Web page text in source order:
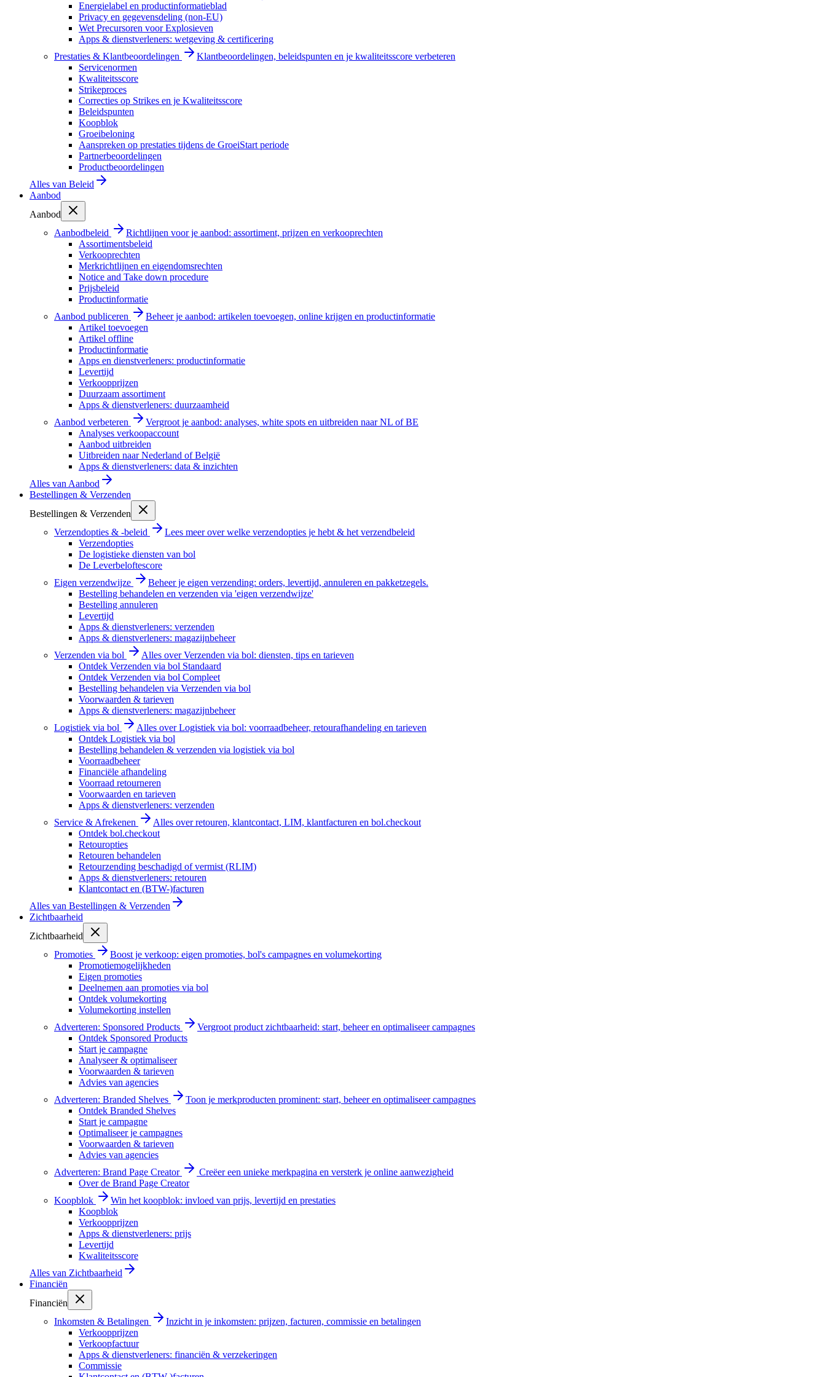
Energielabel en productinformatieblad
Privacy en gegevensdeling (non-EU)
Wet Precursoren voor Explosieven
Apps & dienstverleners: wetgeving & certificering
Prestaties & Klantbeoordelingen
Klantbeoordelingen, beleidspunten en je kwaliteitsscore verbeteren
Servicenormen
Kwaliteitsscore
Strikeproces
Correcties op Strikes en je Kwaliteitsscore
Beleidspunten
Koopblok
Groeibeloning
Aanspreken op prestaties tijdens de GroeiStart periode
Partnerbeoordelingen
Productbeoordelingen
Alles van Beleid
Aanbod
Aanbod
Aanbodbeleid
Richtlijnen voor je aanbod: assortiment, prijzen en verkooprechten
Assortimentsbeleid
Verkooprechten
Merkrichtlijnen en eigendomsrechten
Notice and Take down procedure
Prijsbeleid
Productinformatie
Aanbod publiceren
Beheer je aanbod: artikelen toevoegen, online krijgen en productinformatie
Artikel toevoegen
Artikel offline
Productinformatie
Apps en dienstverleners: productinformatie
Levertijd
Verkoopprijzen
Duurzaam assortiment
Apps & dienstverleners: duurzaamheid
Aanbod verbeteren
Vergroot je aanbod: analyses, white spots en uitbreiden naar NL of BE
Analyses verkoopaccount
Aanbod uitbreiden
Uitbreiden naar Nederland of België
Apps & dienstverleners: data & inzichten
Alles van Aanbod
Bestellingen & Verzenden
Bestellingen & Verzenden
Verzendopties & -beleid
Lees meer over welke verzendopties je hebt & het verzendbeleid
Verzendopties
De logistieke diensten van bol
De Leverbeloftescore
Eigen verzendwijze
Beheer je eigen verzending: orders, levertijd, annuleren en pakketzegels.
Bestelling behandelen en verzenden via 'eigen verzendwijze'
Bestelling annuleren
Levertijd
Apps & dienstverleners: verzenden
Apps & dienstverleners: magazijnbeheer
Verzenden via bol
Alles over Verzenden via bol: diensten, tips en tarieven
Ontdek Verzenden via bol Standaard
Ontdek Verzenden via bol Compleet
Bestelling behandelen via Verzenden via bol
Voorwaarden & tarieven
Apps & dienstverleners: magazijnbeheer
Logistiek via bol
Alles over Logistiek via bol: voorraadbeheer, retourafhandeling en tarieven
Ontdek Logistiek via bol
Bestelling behandelen & verzenden via logistiek via bol
Voorraadbeheer
Financiële afhandeling
Voorraad retourneren
Voorwaarden en tarieven
Apps & dienstverleners: verzenden
Service & Afrekenen
Alles over retouren, klantcontact, LIM, klantfacturen en bol.checkout
Ontdek bol.checkout
Retouropties
Retouren behandelen
Retourzending beschadigd of vermist (RLIM)
Apps & dienstverleners: retouren
Klantcontact en (BTW-)facturen
Alles van Bestellingen & Verzenden
Zichtbaarheid
Zichtbaarheid
Promoties
Boost je verkoop: eigen promoties, bol's campagnes en volumekorting
Promotiemogelijkheden
Eigen promoties
Deelnemen aan promoties via bol
Ontdek volumekorting
Volumekorting instellen
Adverteren: Sponsored Products
Vergroot product zichtbaarheid: start, beheer en optimaliseer campagnes
Ontdek Sponsored Products
Start je campagne
Analyseer & optimaliseer
Voorwaarden & tarieven
Advies van agencies
Adverteren: Branded Shelves
Toon je merkproducten prominent: start, beheer en optimaliseer campagnes
Ontdek Branded Shelves
Start je campagne
Optimaliseer je campagnes
Voorwaarden & tarieven
Advies van agencies
Adverteren: Brand Page Creator
Creëer een unieke merkpagina en versterk je online aanwezigheid
Over de Brand Page Creator
Koopblok
Win het koopblok: invloed van prijs, levertijd en prestaties
Koopblok
Verkoopprijzen
Apps & dienstverleners: prijs
Levertijd
Kwaliteitsscore
Alles van Zichtbaarheid
Financiën
Financiën
Inkomsten & Betalingen
Inzicht in je inkomsten: prijzen, facturen, commissie en betalingen
Verkoopprijzen
Verkoopfactuur
Apps & dienstverleners: financiën & verzekeringen
Commissie